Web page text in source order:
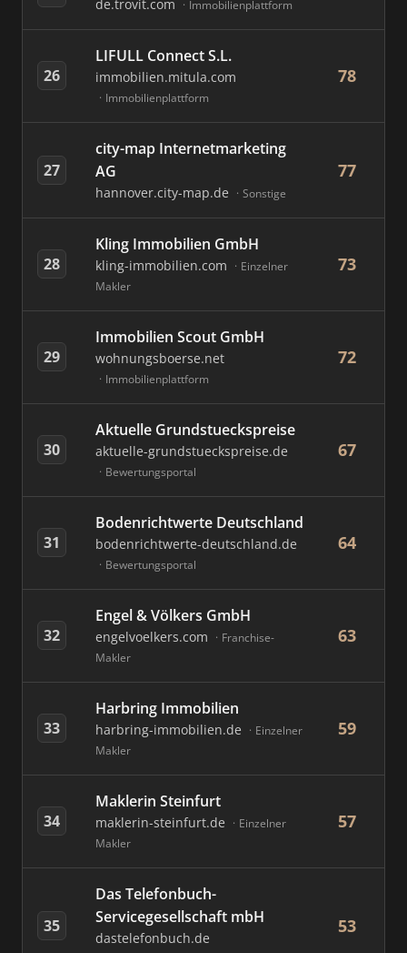
de.trovit.com Immobilienplattform
26
LIFULL Connect S.L.
immobilien.mitula.com
Immobilienplattform
78
27
city-map Internetmarketing
AG
hannover.city-map.de Sonstige
77
28
Kling Immobilien GmbH
kling-immobilien.com
Einzelner
Makler
73
29
Immobilien Scout GmbH
wohnungsboerse.net
Immobilienplattform
72
30
Aktuelle Grundstueckspreise
aktuelle-grundstueckspreise.de
Bewertungsportal
67
31
Bodenrichtwerte Deutschland
bodenrichtwerte-deutschland.de
Bewertungsportal
64
32
Engel & Völkers GmbH
engelvoelkers.com
Franchise-
Makler
63
33
Harbring Immobilien
harbring-immobilien.de
Einzelner
Makler
59
34
Maklerin Steinfurt
maklerin-steinfurt.de
Einzelner
Makler
57
35
Das Telefonbuch-
Servicegesellschaft mbH
dastelefonbuch.de
53